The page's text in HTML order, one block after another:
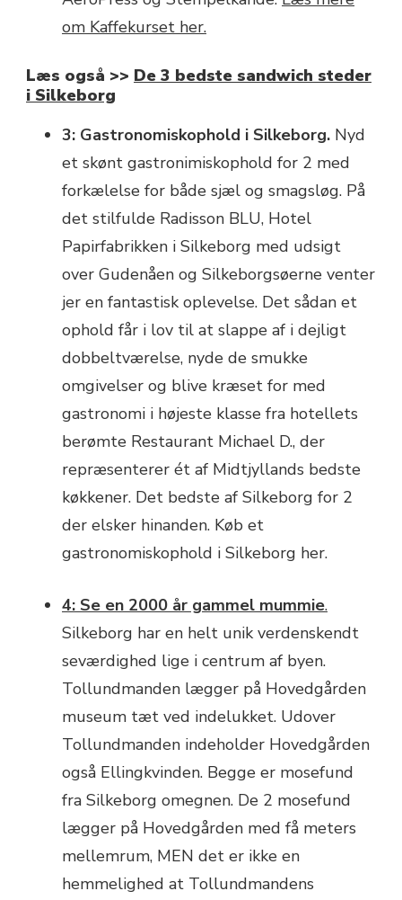
om Kaffekurset her.
Læs også >> De 3 bedste sandwich steder
i Silkeborg
3: Gastronomiskophold i Silkeborg. Nyd
et skønt gastronimiskophold for 2 med
forkælelse for både sjæl og smagsløg. På
det stilfulde Radisson BLU, Hotel
Papirfabrikken i Silkeborg med udsigt
over Gudenåen og Silkeborgsøerne venter
jer en fantastisk oplevelse. Det sådan et
ophold får i lov til at slappe af i dejligt
dobbeltværelse, nyde de smukke
omgivelser og blive kræset for med
gastronomi i højeste klasse fra hotellets
berømte Restaurant Michael D., der
repræsenterer ét af Midtjyllands bedste
køkkener. Det bedste af Silkeborg for 2
der elsker hinanden. Køb et
gastronomiskophold i Silkeborg her.
4: Se en 2000 år gammel mummie.
Silkeborg har en helt unik verdenskendt
seværdighed lige i centrum af byen.
Tollundmanden lægger på Hovedgården
museum tæt ved indelukket. Udover
Tollundmanden indeholder Hovedgården
også Ellingkvinden. Begge er mosefund
fra Silkeborg omegnen. De 2 mosefund
lægger på Hovedgården med få meters
mellemrum, MEN det er ikke en
hemmelighed at Tollundmandens